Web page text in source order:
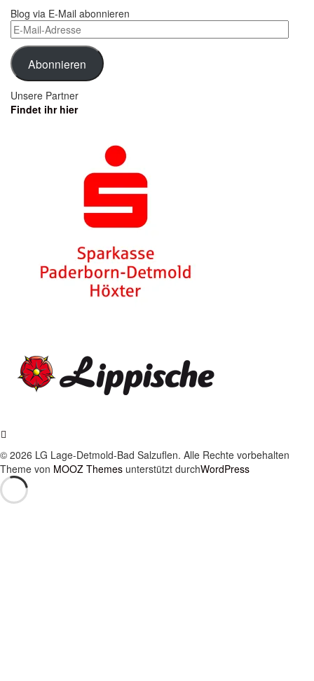
Blog via E-Mail abonnieren
E-
Mail-
Adresse
Abonnieren
Unsere Partner
Findet ihr hier
© 2026 LG Lage-Detmold-Bad Salzuflen. Alle Rechte vorbehalten
Theme von MOOZ Themes unterstützt durchWordPress